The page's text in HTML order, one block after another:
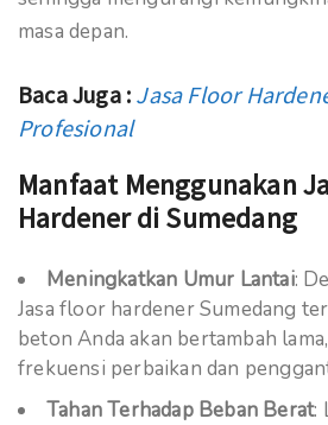
masa depan.
Baca Juga : Jasa Floor
Profesional
Manfaat Menggunakan
Hardener di Sumedang
Meningkatkan Umur Lantai:
Jasa floor hardener Sumedang
beton Anda akan bertambah
frekuensi perbaikan dan
Tahan Terhadap Beban Berat: